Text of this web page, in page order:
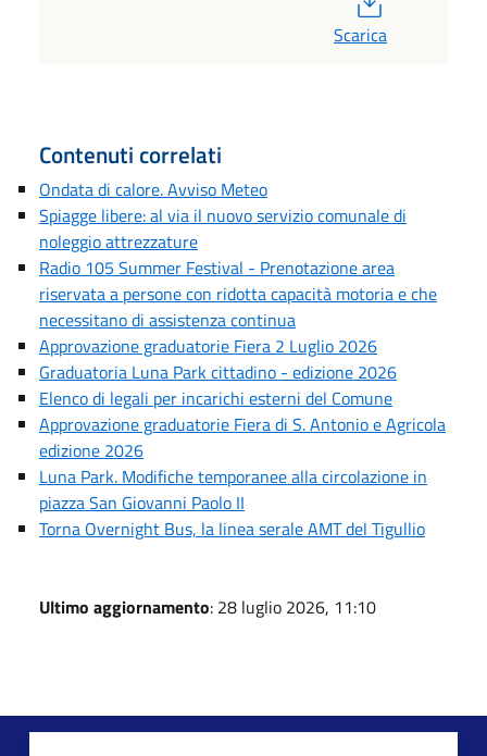
Scarica
Contenuti correlati
Ondata di calore. Avviso Meteo
Spiagge libere: al via il nuovo servizio comunale di
noleggio attrezzature
Radio 105 Summer Festival - Prenotazione area
riservata a persone con ridotta capacità motoria e che
necessitano di assistenza continua
Approvazione graduatorie Fiera 2 Luglio 2026
Graduatoria Luna Park cittadino - edizione 2026
Elenco di legali per incarichi esterni del Comune
Approvazione graduatorie Fiera di S. Antonio e Agricola
edizione 2026
Luna Park. Modifiche temporanee alla circolazione in
piazza San Giovanni Paolo II
Torna Overnight Bus, la linea serale AMT del Tigullio
Ultimo aggiornamento: 28 luglio 2026, 11:10